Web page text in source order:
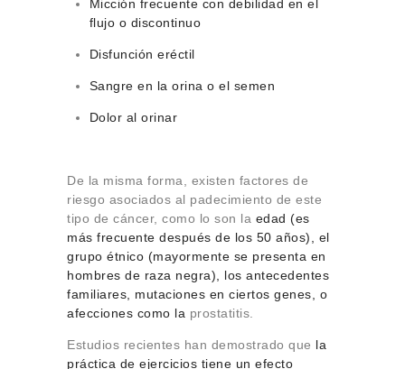
Micción frecuente con debilidad en el
flujo o discontinuo
Disfunción eréctil
Sangre en la orina o el semen
Dolor al orinar
De la misma forma, existen factores de
riesgo asociados al padecimiento de este
tipo de cáncer, como lo son la edad (es
más frecuente después de los 50 años), el
grupo étnico (mayormente se presenta en
hombres de raza negra), los antecedentes
familiares, mutaciones en ciertos genes, o
afecciones como la prostatitis.
Estudios recientes han demostrado que la
práctica de ejercicios tiene un efecto